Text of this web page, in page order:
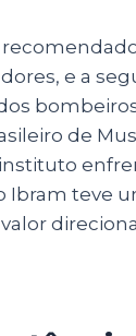
e a
de
Ibram teve